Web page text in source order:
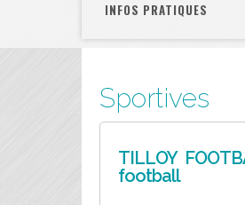
INFOS PRATIQUES
Sportives
TILLOY
football